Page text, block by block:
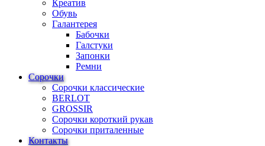
Креатив
Обувь
Галантерея
Бабочки
Галстуки
Запонки
Ремни
Сорочки
Сорочки классические
BERLOT
GROSSIR
Сорочки короткий рукав
Сорочки приталенные
Контакты